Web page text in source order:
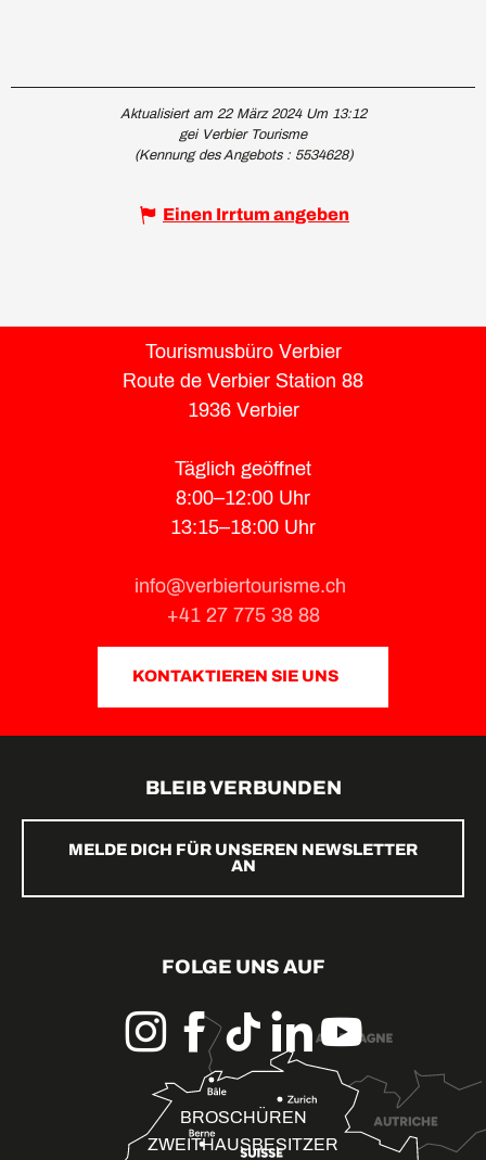
Aktualisiert am 22 März 2024 Um 13:12
gei Verbier Tourisme
(Kennung des Angebots : 5534628)
Einen Irrtum angeben
Tourismusbüro Verbier
Route de Verbier Station 88
1936 Verbier
Täglich geöffnet
8:00–12:00 Uhr
13:15–18:00 Uhr
info@verbiertourisme.ch
+41 27 775 38 88
KONTAKTIEREN SIE UNS
BLEIB VERBUNDEN
MELDE DICH FÜR UNSEREN NEWSLETTER
AN
FOLGE UNS AUF
BROSCHÜREN
ZWEITHAUSBESITZER